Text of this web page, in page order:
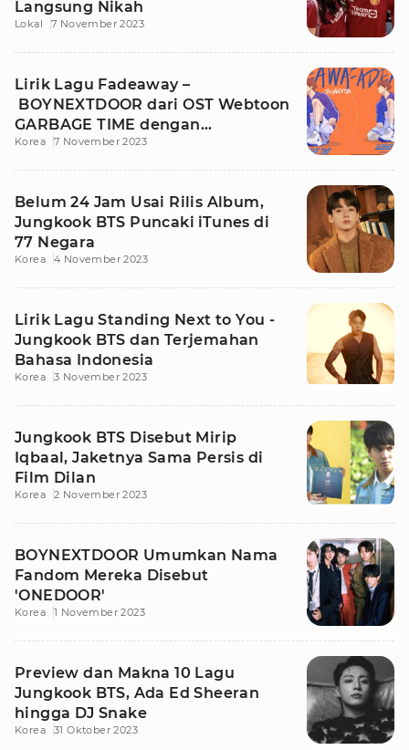
Langsung Nikah
Lokal 7 November 2023
Lirik Lagu Fadeaway –
BOYNEXTDOOR dari OST Webtoon
GARBAGE TIME dengan
Terjemahan Bahasa Indonesia
Korea 7 November 2023
Belum 24 Jam Usai Rilis Album,
Jungkook BTS Puncaki iTunes di
77 Negara
Korea 4 November 2023
Lirik Lagu Standing Next to You -
Jungkook BTS dan Terjemahan
Bahasa Indonesia
Korea 3 November 2023
Jungkook BTS Disebut Mirip
Iqbaal, Jaketnya Sama Persis di
Film Dilan
Korea 2 November 2023
BOYNEXTDOOR Umumkan Nama
Fandom Mereka Disebut
'ONEDOOR'
Korea 1 November 2023
Preview dan Makna 10 Lagu
Jungkook BTS, Ada Ed Sheeran
hingga DJ Snake
Korea 31 Oktober 2023